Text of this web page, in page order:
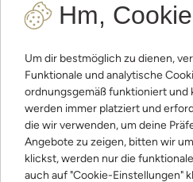
Hm,
Um dir bestmöglich zu dienen,
Funktionale und analytische
ordnungsgemäß funktioniert und
werden immer platziert und
die wir verwenden, um deine
Angebote zu zeigen, bitten wir
klickst, werden nur die
auch auf "Cookie-Einstellungen"